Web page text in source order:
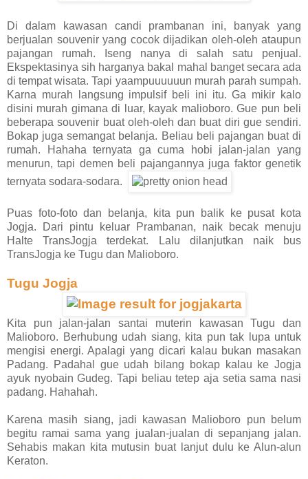
Di dalam kawasan candi prambanan ini, banyak yang
berjualan souvenir yang cocok dijadikan oleh-oleh ataupun
pajangan rumah. Iseng nanya di salah satu penjual.
Ekspektasinya sih harganya bakal mahal banget secara ada
di tempat wisata. Tapi yaampuuuuuun murah parah sumpah.
Karna murah langsung impulsif beli ini itu. Ga mikir kalo
disini murah gimana di luar, kayak malioboro. Gue pun beli
beberapa souvenir buat oleh-oleh dan buat diri gue sendiri.
Bokap juga semangat belanja. Beliau beli pajangan buat di
rumah. Hahaha ternyata ga cuma hobi jalan-jalan yang
menurun, tapi demen beli pajangannya juga faktor genetik
ternyata sodara-sodara.
Puas foto-foto dan belanja, kita pun balik ke pusat kota
Jogja. Dari pintu keluar Prambanan, naik becak menuju
Halte TransJogja terdekat. Lalu dilanjutkan naik bus
TransJogja ke Tugu dan Malioboro.
Tugu Jogja
Kita pun jalan-jalan santai muterin kawasan Tugu dan
Malioboro. Berhubung udah siang, kita pun tak lupa untuk
mengisi energi. Apalagi yang dicari kalau bukan masakan
Padang. Padahal gue udah bilang bokap kalau ke Jogja
ayuk nyobain Gudeg. Tapi beliau tetep aja setia sama nasi
padang. Hahahah.
Karena masih siang, jadi kawasan Malioboro pun belum
begitu ramai sama yang jualan-jualan di sepanjang jalan.
Sehabis makan kita mutusin buat lanjut dulu ke Alun-alun
Keraton.